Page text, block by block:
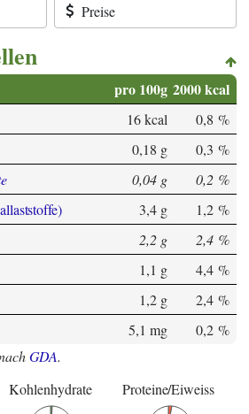
Preise
pro 100g 2000 kcal
16 kcal
0,8 %
0,18 g
0,3 %
0,04 g
0,2 %
3,4 g
1,2 %
2,2 g
2,4 %
1,1 g
4,4 %
1,2 g
2,4 %
5,1 mg
0,2 %
GDA.
Kohlenhydrate Proteine/Eiweiss